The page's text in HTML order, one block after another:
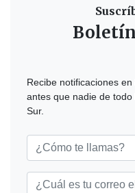
Recibe notificaciones
antes que nadie de
Sur.